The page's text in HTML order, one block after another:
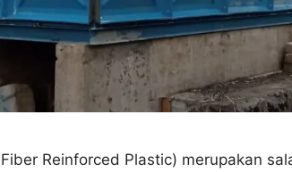
Reinforced Plastic) merupakan